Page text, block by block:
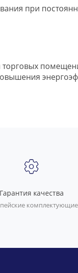
при
Гарантия качества
комплектующие